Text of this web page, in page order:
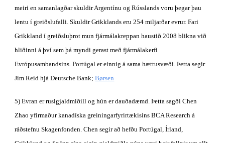
meiri en samanlagðar skuldir Argentínu og Rússlands voru þegar þau
lentu í greiðslufalli. Skuldir Grikklands eru 254 miljarðar evrur. Fari
Grikkland í greiðsluþrot mun fjármálakreppan haustið 2008 blikna við
hliðinni á því sem þá myndi gerast með fjármálakerfi
Evrópusambandsins. Portúgal er einnig á sama hættusvæði. Þetta segir
Jim Reid hjá Deutsche Bank; Børsen
5) Evran er ruslgjaldmiðill og hún er dauðadæmd. Þetta sagði Chen
Zhao yfirmaður kanadíska greiningarfyrirtækisins BCA Research á
ráðstefnu Skagenfonden. Chen segir að hefðu Portúgal, Írland,